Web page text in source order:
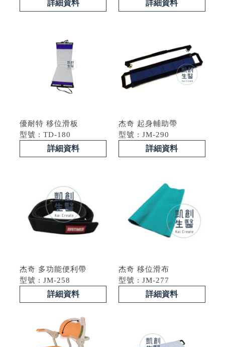
詳細資料 詳細資料
優耐特 移位滑板
型號 : TD-180
詳細資料
杰奇 起身輔助帶
型號 : JM-290
詳細資料
杰奇 多功能便利帶
型號 : JM-258
詳細資料
杰奇 移位滑布
型號 : JM-277
詳細資料